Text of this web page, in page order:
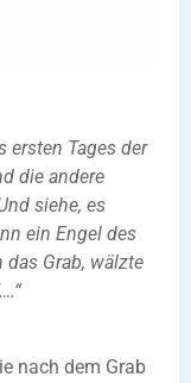
ersten Tages der
die andere
siehe, es
ein Engel des
Grab, wälzte
nach dem Grab